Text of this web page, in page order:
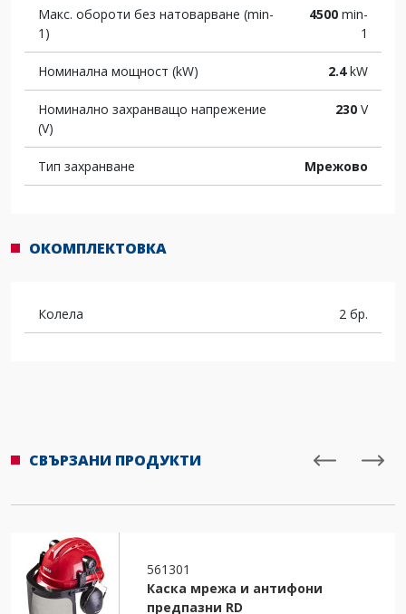
Макс. обороти без натоварване (min-
1)
4500 min-
1
Номинална мощност (kW) 2.4kW
Номинално захранващо напрежение
(V)
230 V
Тип захранване Мрежово
ОКОМПЛЕКТОВКА
Колела 2 бр.
СВЪРЗАНИ ПРОДУКТИ
561301
Каска мрежа и антифони
предпазни RD